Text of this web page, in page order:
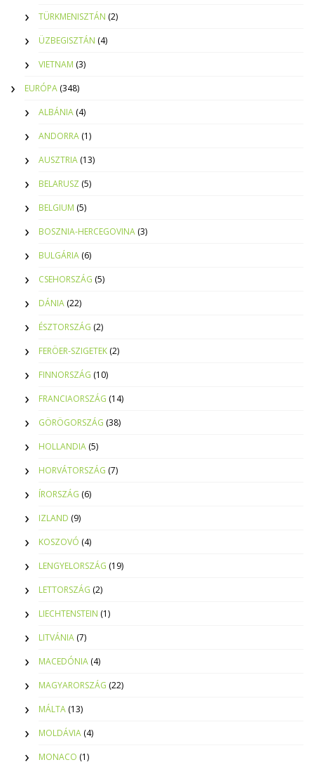
TÜRKMENISZTÁN (2)
ÜZBEGISZTÁN (4)
VIETNAM (3)
EURÓPA (348)
ALBÁNIA (4)
ANDORRA (1)
AUSZTRIA (13)
BELARUSZ (5)
BELGIUM (5)
BOSZNIA-HERCEGOVINA (3)
BULGÁRIA (6)
CSEHORSZÁG (5)
DÁNIA (22)
ÉSZTORSZÁG (2)
FERÖER-SZIGETEK (2)
FINNORSZÁG (10)
FRANCIAORSZÁG (14)
GÖRÖGORSZÁG (38)
HOLLANDIA (5)
HORVÁTORSZÁG (7)
ÍRORSZÁG (6)
IZLAND (9)
KOSZOVÓ (4)
LENGYELORSZÁG (19)
LETTORSZÁG (2)
LIECHTENSTEIN (1)
LITVÁNIA (7)
MACEDÓNIA (4)
MAGYARORSZÁG (22)
MÁLTA (13)
MOLDÁVIA (4)
MONACO (1)